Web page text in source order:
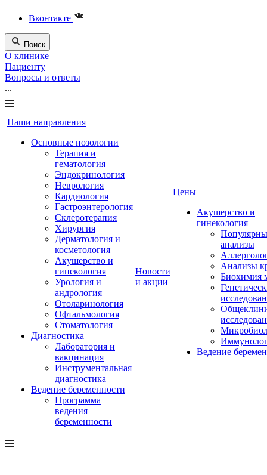
Вконтакте
Поиск
О клинике
Пациенту
Вопросы и ответы
...
Наши направления
Основные нозологии
Терапия и
гематология
Эндокринология
Неврология
Кардиология
Гастроэнтерология
Склеротерапия
Хирургия
Дерматология и
косметология
Акушерство и
гинекология
Урология и
андрология
Отоларинология
Офтальмология
Стоматология
Диагностика
Лаборатория и
вакцинация
Инструментальная
диагностика
Ведение беременности
Программа
ведения
беременности
Новости
и акции
Цены
Акушерство и
гинекология
анализы
Анализы
Биохимия
Ведение